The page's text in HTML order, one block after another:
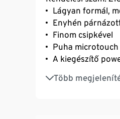
Lágyan formál,
Enyhén
Finom csipkével
Puha microtouch
A kiegészítő
Több
Tartós és a
Állítható